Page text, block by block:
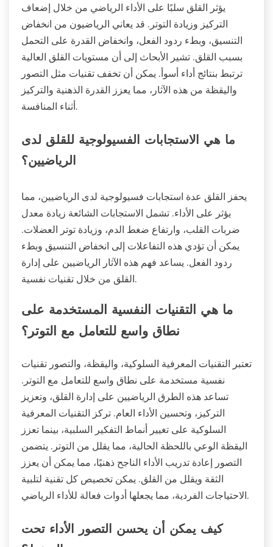
يؤثر القلق سلبًا على الأداء الرياضي من خلال إضعاف
التركيز وزيادة التوتر. قد يعاني الرياضيون من انخفاض
التنسيق، وبطء ردود الفعل، وانخفاض القدرة على التحمل
بسبب القلق. تشير الأبحاث إلى أن مستويات القلق العالية
ترتبط بنتائج أداء أسوأ. يمكن أن تخفف تقنيات مثل التصور
واليقظة من هذه الآثار، مما يعزز القدرة الذهنية والتركيز
أثناء المنافسة.
ما هي الاستجابات الفسيولوجية للقلق لدى
الرياضيين؟
يحفز القلق عدة استجابات فسيولوجية لدى الرياضيين، مما
يؤثر على الأداء. تشمل الاستجابات الشائعة زيادة معدل
ضربات القلب، وارتفاع ضغط الدم، وزيادة توتر العضلات.
يمكن أن تؤدي هذه التفاعلات إلى انخفاض التنسيق وبطء
ردود الفعل. يساعد فهم هذه الآثار الرياضيين على إدارة
القلق من خلال تقنيات نفسية.
ما هي التقنيات النفسية المستخدمة على
نطاق واسع للتعامل مع التوتر؟
تعتبر التقنيات المعرفية السلوكية، واليقظة، والتصور تقنيات
نفسية مستخدمة على نطاق واسع للتعامل مع التوتر.
تساعد هذه الطرق الرياضيين على إدارة القلق، وتعزيز
التركيز، وتحسين الأداء العام. تركز التقنيات المعرفية
السلوكية على تغيير أنماط التفكير السلبية، بينما تعزز
اليقظة الوعي باللحظة الحالية، مما يقلل من التوتر. يتضمن
التصور إعادة تدريب الأداء الناجح ذهنيًا، مما يمكن أن يعزز
الثقة ويقلل من القلق. يمكن تخصيص كل تقنية لتلبية
الاحتياجات الفردية، مما يجعلها أدوات فعالة للأداء الرياضي.
كيف يمكن أن يحسن التصور الأداء تحت